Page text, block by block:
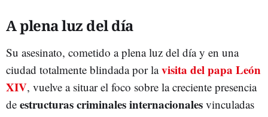
A plena luz del día
Su asesinato, cometido a plena luz del día y en una
ciudad totalmente blindada por lavisita del papa León
XIV, vuelve a situar el foco sobre la creciente presencia
de estructuras criminales internacionales vinculadas